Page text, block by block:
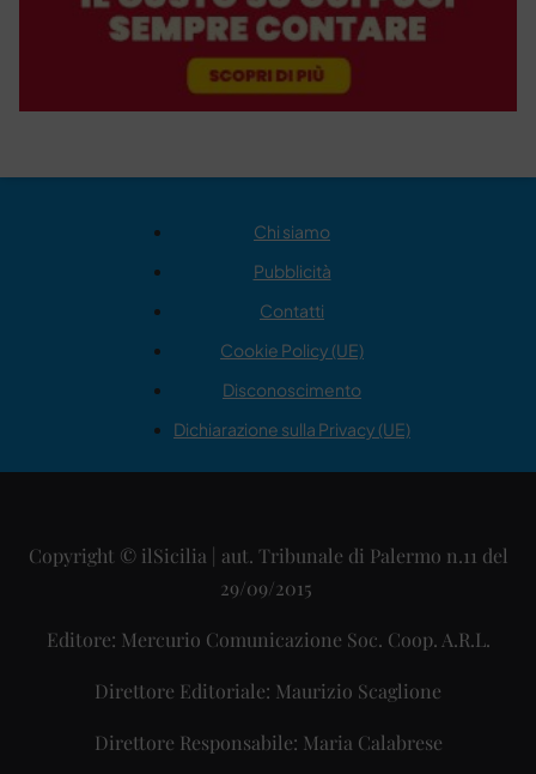
Chi siamo
Pubblicità
Contatti
Cookie Policy (UE)
Disconoscimento
Dichiarazione sulla Privacy (UE)
Copyright © ilSicilia | aut. Tribunale di Palermo n.11 del
29/09/2015
Editore: Mercurio Comunicazione Soc. Coop. A.R.L.
Direttore Editoriale: Maurizio Scaglione
Direttore Responsabile: Maria Calabrese